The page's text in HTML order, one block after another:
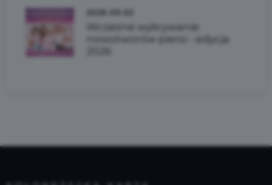
Wczesne wykrywanie
nowotworów piersi - edycja